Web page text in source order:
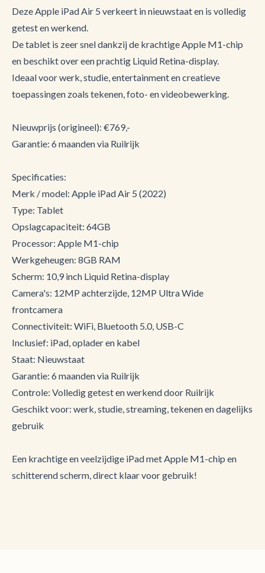
Deze Apple iPad Air 5 verkeert in nieuwstaat en is volledig
getest en werkend.
De tablet is zeer snel dankzij de krachtige Apple M1-chip
en beschikt over een prachtig Liquid Retina-display.
Ideaal voor werk, studie, entertainment en creatieve
toepassingen zoals tekenen, foto- en videobewerking.
Nieuwprijs (origineel): €769,-
Garantie: 6 maanden via Ruilrijk
Specificaties:
Merk / model: Apple iPad Air 5 (2022)
Type: Tablet
Opslagcapaciteit: 64GB
Processor: Apple M1-chip
Werkgeheugen: 8GB RAM
Scherm: 10,9 inch Liquid Retina-display
Camera's: 12MP achterzijde, 12MP Ultra Wide
frontcamera
Connectiviteit: WiFi, Bluetooth 5.0, USB-C
Inclusief: iPad, oplader en kabel
Staat: Nieuwstaat
Garantie: 6 maanden via Ruilrijk
Controle: Volledig getest en werkend door Ruilrijk
Geschikt voor: werk, studie, streaming, tekenen en dagelijks
gebruik
Een krachtige en veelzijdige iPad met Apple M1-chip en
schitterend scherm, direct klaar voor gebruik!